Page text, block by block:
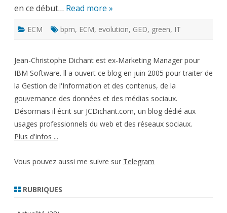
en ce début… Read more »
ECM bpm, ECM, evolution, GED, green, IT
Jean-Christophe Dichant est ex-Marketing Manager pour
IBM Software. ll a ouvert ce blog en juin 2005 pour traiter de
la Gestion de l'Information et des contenus, de la
gouvernance des données et des médias sociaux.
Désormais il écrit sur JCDichant.com, un blog dédié aux
usages professionnels du web et des réseaux sociaux.
Plus d'infos ...
Vous pouvez aussi me suivre sur Telegram
RUBRIQUES